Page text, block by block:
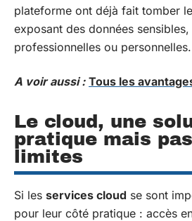
plateforme ont déjà fait tomber
exposant des données sensibles,
professionnelles ou personnelles.
A voir aussi : Tous les
Le cloud, une
pratique mais
limites
Si les services cloud se sont
pour leur côté pratique : accès